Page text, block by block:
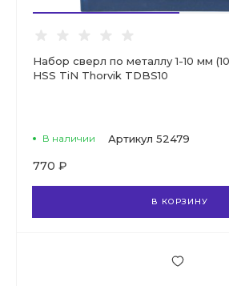
Набор сверл по металлу 1-10 мм
HSS TiN Thorvik TDBS10
В наличии Артикул 52479
770 ₽
В КОРЗИНУ